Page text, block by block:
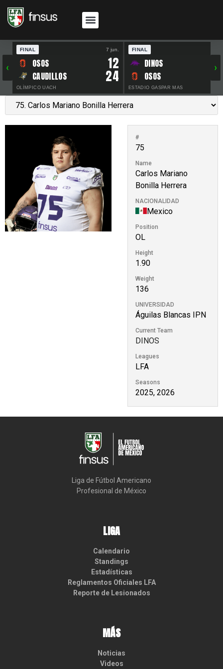
‹
FINAL 7 jun.
OSOS 12
CAUDILLOS 24
OLÍMPICO UACH
FINAL
DINOS
OSOS
ESTADIO GASPAR MAS
›
#
75
Name
Carlos Mariano
Bonilla Herrera
NACIONALIDAD
Mexico
Position
OL
Height
1.90
Weight
136
UNIVERSIDAD
Águilas Blancas IPN
Current Team
DINOS
Leagues
LFA
Seasons
2025, 2026
Liga de Fútbol Americano
Profesional de México
LIGA
Calendario
Standings
Estadísticas
Reglamentos Oficiales LFA
Reporte de Lesionados
MÁS
Noticias
Videos